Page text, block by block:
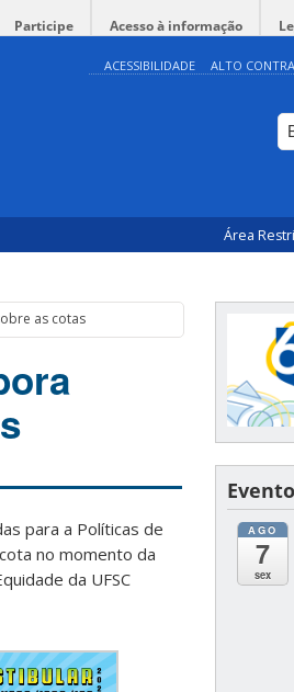
Participe Acesso à informação
ACESSIBILIDADE ALTO
Área
as cotas
para a Políticas de
no momento da
da UFSC
AGO
7
sex